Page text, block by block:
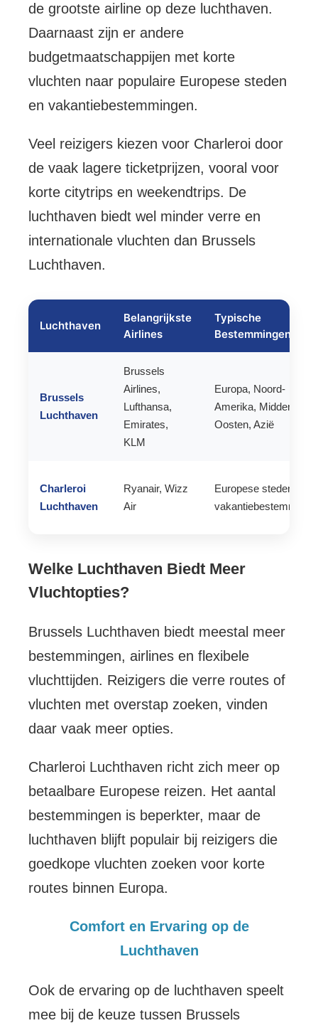
de grootste airline op deze luchthaven.
Daarnaast zijn er andere
budgetmaatschappijen met korte
vluchten naar populaire Europese steden
en vakantiebestemmingen.
Veel reizigers kiezen voor Charleroi door
de vaak lagere ticketprijzen, vooral voor
korte citytrips en weekendtrips. De
luchthaven biedt wel minder verre en
internationale vluchten dan Brussels
Luchthaven.
Luchthaven
Belangrijkste
Airlines
Typische
Bestemmingen
Brussels
Luchthaven
Brussels
Airlines,
Lufthansa,
Emirates,
KLM
Europa, Noord-
Amerika, Midden-
Oosten, Azië
Charleroi
Luchthaven
Ryanair, Wizz
Air
Europese steden en
Welke Luchthaven Biedt Meer
Vluchtopties?
Brussels Luchthaven biedt meestal meer
bestemmingen, airlines en flexibele
vluchttijden. Reizigers die verre routes of
vluchten met overstap zoeken, vinden
daar vaak meer opties.
Charleroi Luchthaven richt zich meer op
betaalbare Europese reizen. Het aantal
bestemmingen is beperkter, maar de
luchthaven blijft populair bij reizigers die
goedkope vluchten zoeken voor korte
routes binnen Europa.
Comfort en Ervaring op de
Luchthaven
Ook de ervaring op de luchthaven speelt
mee bij de keuze tussen Brussels